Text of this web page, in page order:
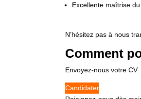
Excellente maîtrise
N’hésitez pas à nous
Comment
Envoyez-nous votre CV.
Candidater